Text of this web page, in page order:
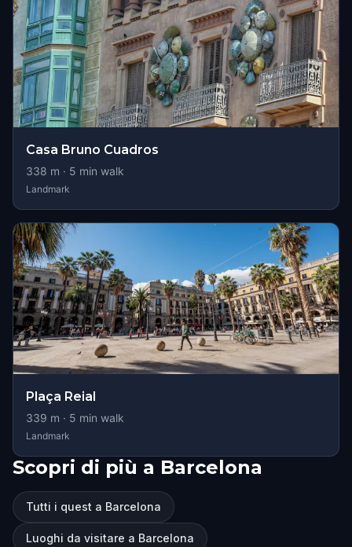
Casa Bruno Cuadros
338 m · 5 min walk
Landmark
Plaça Reial
339 m · 5 min walk
Landmark
Scopri di più a Barcelona
Tutti i quest a Barcelona
Luoghi da visitare a Barcelona